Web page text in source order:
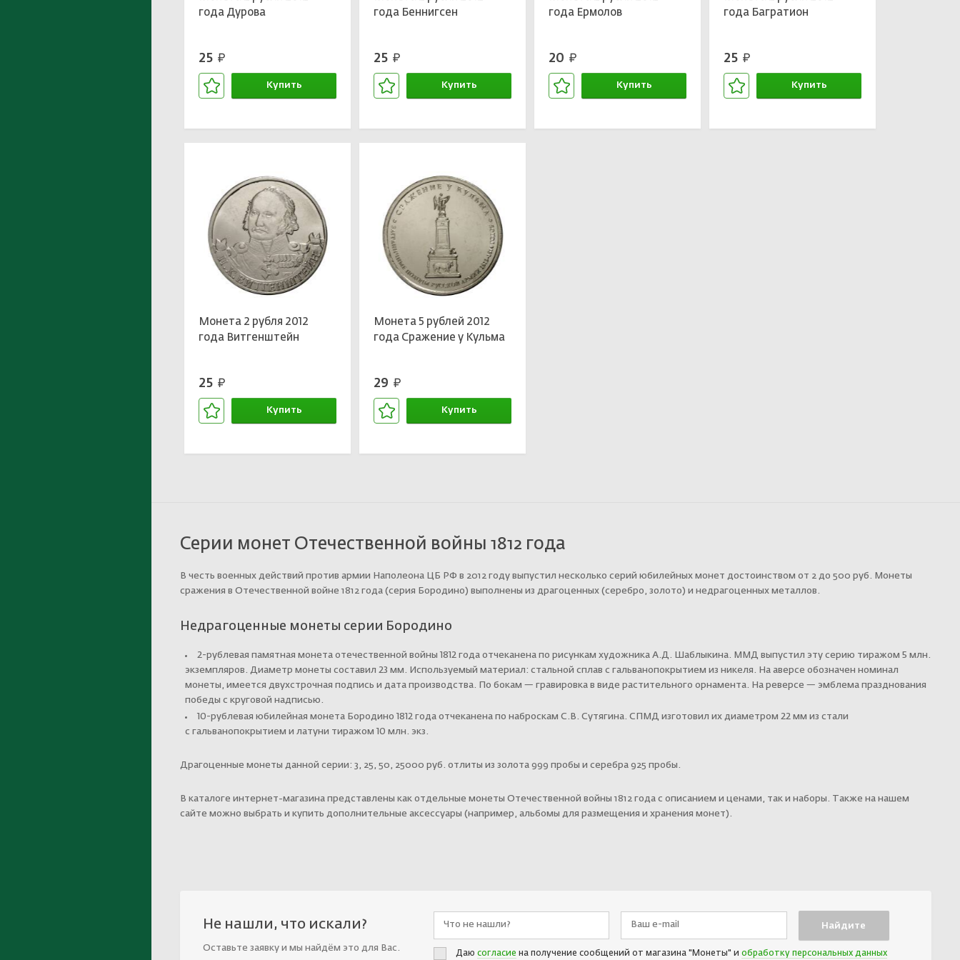
года Дурова
25 руб.
Купить
года Беннигсен
25 руб.
Купить
года Ермолов
20 руб.
Купить
года Багратион
25 руб.
Купить
Монета 2 рубля 2012
года Витгенштейн
25 руб.
Купить
Монета 5 рублей 2012
года Сражение у Кульма
29 руб.
Купить
Серии монет Отечественной войны 1812 года
В честь военных действий против армии Наполеона ЦБ РФ в 2012 году выпустил несколько серий юбилейных монет достоинством от 2 до 500 руб. Монеты
сражения в Отечественной войне 1812 года (серия Бородино) выполнены из драгоценных (серебро, золото) и недрагоценных металлов.
Недрагоценные монеты серии Бородино
2-рублевая памятная монета отечественной войны 1812 года отчеканена по рисункам художника А.Д. Шаблыкина. ММД выпустил эту серию тиражом 5 млн.
экземпляров. Диаметр монеты составил 23 мм. Используемый материал: стальной сплав с гальванопокрытием из никеля. На аверсе обозначен номинал
монеты, имеется двухстрочная подпись и дата производства. По бокам — гравировка в виде растительного орнамента. На реверсе — эмблема празднования
победы с круговой надписью.
10-рублевая юбилейная монета Бородино 1812 года отчеканена по наброскам С.В. Сутягина. СПМД изготовил их диаметром 22 мм из стали
с гальванопокрытием и латуни тиражом 10 млн. экз.
Драгоценные монеты данной серии: 3, 25, 50, 25000 руб. отлиты из золота 999 пробы и серебра 925 пробы.
В каталоге интернет-магазина представлены как отдельные монеты Отечественной войны 1812 года с описанием и ценами, так и наборы. Также на нашем
сайте можно выбрать и купить дополнительные аксессуары (например, альбомы для размещения и хранения монет).
Не нашли, что искали?
Оставьте заявку и мы найдём это для Вас.
Даю согласие на получение сообщений от магазина "Монеты" и обработку персональных данных